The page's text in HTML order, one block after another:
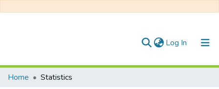
Log In (current)
Communities & Collections
Home Statistics